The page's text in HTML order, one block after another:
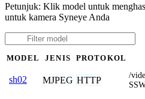
Petunjuk: Klik model untuk
untuk kamera Syneye Anda
MODEL JENIS PROTOKOL
sh02 MJPEG HTTP
/